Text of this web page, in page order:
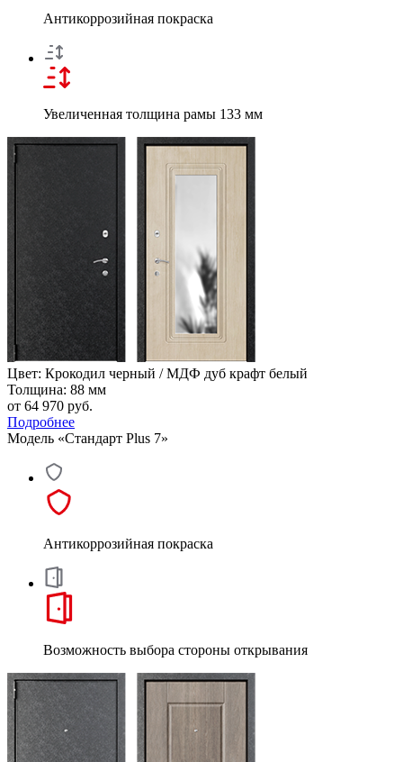
Антикоррозийная покраска
Увеличенная толщина рамы 133 мм
Цвет: Крокодил черный / МДФ дуб крафт белый
Толщина: 88 мм
от 64 970 руб.
Подробнее
Модель «Стандарт Plus 7»
Антикоррозийная покраска
Возможность выбора стороны открывания